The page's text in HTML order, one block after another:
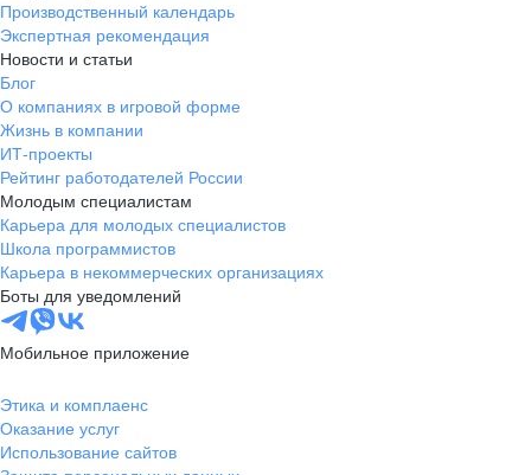
+7 423 202-33-28
pr@dv.hh.ru
Новосибирск
ул. Большевистская, д. 35,
помещение 21
+7 383 207-94-64
pr@nsk.hh.ru
Минск
пр-т Дзержинского, д. 57,
10 этаж, помещение 45-1
pr@rabota.by
Алматы
Производственный календарь
Экспертная рекомендация
Новости и статьи
Блог
О компаниях в игровой форме
Жизнь в компании
ИТ-проекты
Рейтинг работодателей России
Молодым специалистам
Карьера для молодых специалистов
Школа программистов
Карьера в некоммерческих организациях
Боты для уведомлений
Мобильное приложение
Этика и комплаенс
Оказание услуг
Использование сайтов